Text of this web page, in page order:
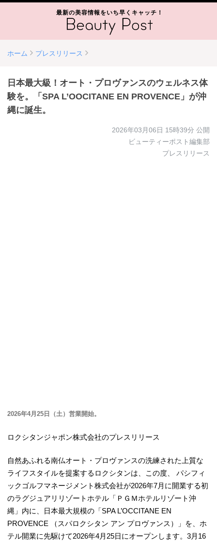
最新の美容情報をいち早くキャッチ！
ホーム プレスリリース
日本最大級！オート・プロヴァンスのウェルネス体
験を。「SPA L’OOCITANE EN PROVENCE」が沖
縄に誕生。
2026年03月06日 15時39分 公開
ビューティーポスト編集部
プレスリリース
2026年4月25日（土）営業開始。
ロクシタンジャポン株式会社のプレスリリース
自然あふれる南仏オート・プロヴァンスの洗練された上質な
ライフスタイルを提案するロクシタンは、この度、 パシフィ
ックゴルフマネージメント株式会社が2026年7月に開業する初
のラグジュアリリゾートホテル「ＰＧＭホテルリゾート沖
縄」内に、日本最大規模の「SPA L’OCCITANE EN
PROVENCE （スパロクシタン アン プロヴァンス）」を、ホ
テル開業に先駆けて2026年4月25日にオープンします。3月16